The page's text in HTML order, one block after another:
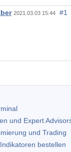
2021.03.03 15:44
#1
und Expert
und Trading
bestellen